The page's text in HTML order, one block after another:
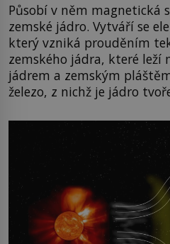
Působí v něm magnetická
zemské jádro. Vytváří se
který vzniká prouděním
zemského jádra, které
jádrem a zemským
železo, z nichž je jádro